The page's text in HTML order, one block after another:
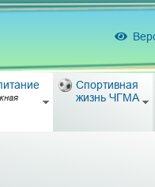
Спортивная
жизнь ЧГМА